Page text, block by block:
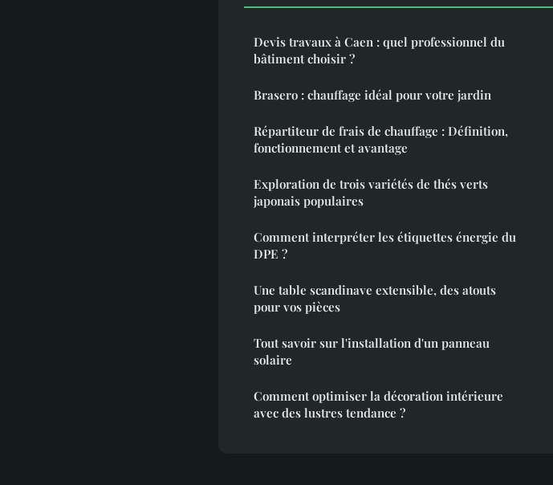
Devis travaux à Caen : quel professionnel du
bâtiment choisir ?
Brasero : chauffage idéal pour votre jardin
Répartiteur de frais de chauffage : Définition,
fonctionnement et avantage
Exploration de trois variétés de thés verts
japonais populaires
Comment interpréter les étiquettes énergie du
DPE ?
Une table scandinave extensible, des atouts
pour vos pièces
Tout savoir sur l'installation d'un panneau
solaire
Comment optimiser la décoration intérieure
avec des lustres tendance ?